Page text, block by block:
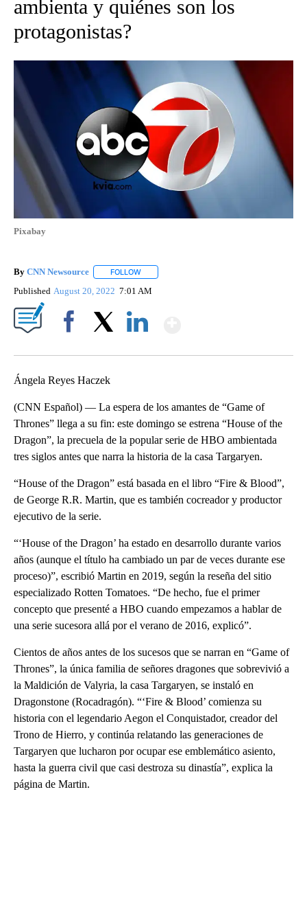
ambienta y quiénes son los
protagonistas?
Pixabay
By CNN Newsource FOLLOW
Published August 20, 2022 7:01 AM
Ángela Reyes Haczek
(CNN Español) — La espera de los amantes de “Game of
Thrones” llega a su fin: este domingo se estrena “House of the
Dragon”, la precuela de la popular serie de HBO ambientada
tres siglos antes que narra la historia de la casa Targaryen.
“House of the Dragon” está basada en el libro “Fire & Blood”,
de George R.R. Martin, que es también cocreador y productor
ejecutivo de la serie.
“‘House of the Dragon’ ha estado en desarrollo durante varios
años (aunque el título ha cambiado un par de veces durante ese
proceso)”, escribió Martin en 2019, según la reseña del sitio
especializado Rotten Tomatoes. “De hecho, fue el primer
concepto que presenté a HBO cuando empezamos a hablar de
una serie sucesora allá por el verano de 2016, explicó”.
Cientos de años antes de los sucesos que se narran en “Game of
Thrones”, la única familia de señores dragones que sobrevivió a
la Maldición de Valyria, la casa Targaryen, se instaló en
Dragonstone (Rocadragón). “‘Fire & Blood’ comienza su
historia con el legendario Aegon el Conquistador, creador del
Trono de Hierro, y continúa relatando las generaciones de
Targaryen que lucharon por ocupar ese emblemático asiento,
hasta la guerra civil que casi destroza su dinastía”, explica la
página de Martin.